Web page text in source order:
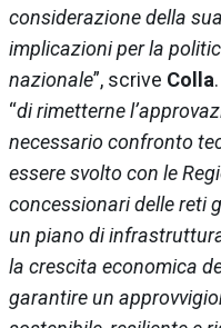
considerazione della
implicazioni per la
nazionale”, scrive Colla
“di rimetterne
necessario confronto
essere svolto con le
concessionari delle reti
un piano di
la crescita economica
garantire un